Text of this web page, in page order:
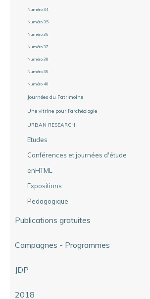
Numéro 34
Numéro 35
Numéro 36
Numéro 37
Numéro 38
Numéro 39
Numéro 40
Journées du Patrimoine
Une vitrine pour l'archéologie
URBAN RESEARCH
Etudes
Conférences et journées d'étude
enHTML
Expositions
Pedagogique
Publications gratuites
Campagnes - Programmes
JDP
2018